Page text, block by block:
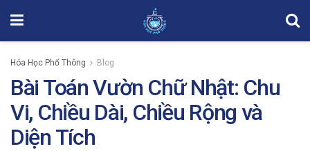
Hóa Học Phổ Thông Blog
Bài Toán Vườn Chữ Nhật: Chu
Vi, Chiều Dài, Chiều Rộng và
Diện Tích